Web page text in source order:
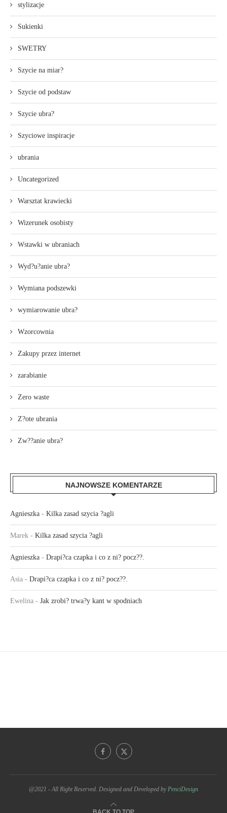
stylizacje
Sukienki
SWETRY
Szycie na miar?
Szycie od podstaw
Szycie ubra?
Szyciowe inspiracje
ubrania
Uncategorized
Warsztat krawiecki
Wizerunek osobisty
Wstawki w ubraniach
Wyd?u?anie ubra?
Wymiana podszewki
wymiarowanie ubra?
Wzorcownia
Zakupy przez internet
zarabianie
Zero waste
Z?ote ubrania
Zw??anie ubra?
NAJNOWSZE KOMENTARZE
Agnieszka - Kilka zasad szycia ?agli
Marek - Kilka zasad szycia ?agli
Agnieszka - Drapi?ca czapka i co z ni? pocz??.
Asia - Drapi?ca czapka i co z ni? pocz??.
Ewelina - Jak zrobi? trwa?y kant w spodniach
@2021 - All Right Reserved. Designed and Developed byPenciDesign